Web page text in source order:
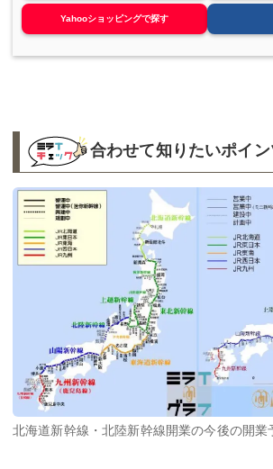
Yahooショッピングで探す
合わせて知りたいポイ
北海道新幹線・北陸新幹線開業の今後の開業